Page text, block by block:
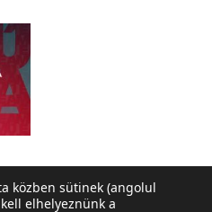
közben sütinek (angolul
elhelyeznünk a